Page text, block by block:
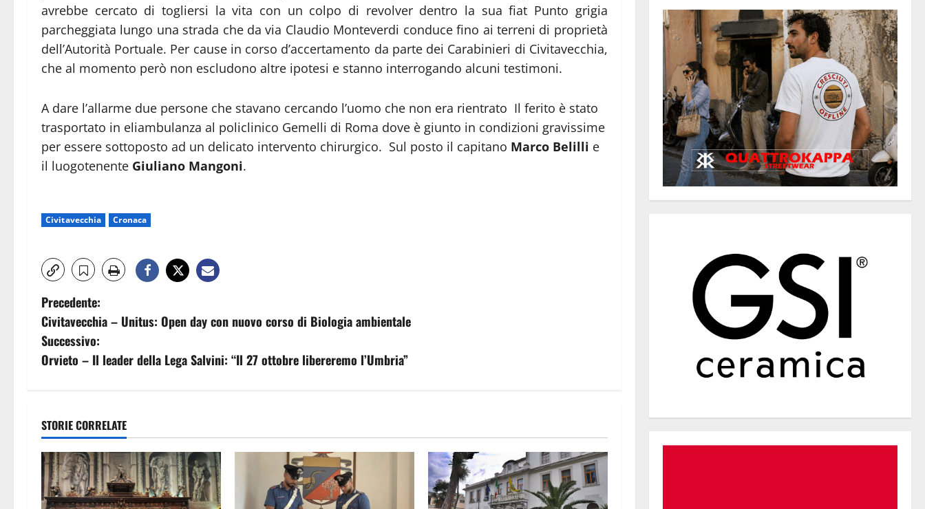
avrebbe cercato di togliersi la vita con un colpo di revolver dentro la sua fiat Punto grigia
parcheggiata lungo una strada che da via Claudio Monteverdi conduce fino ai terreni di proprietà
dell’Autorità Portuale. Per cause in corso d’accertamento da parte dei Carabinieri di Civitavecchia,
che al momento però non escludono altre ipotesi e stanno interrogando alcuni testimoni.
A dare l’allarme due persone che stavano cercando l’uomo che non era rientrato Il ferito è stato
trasportato in eliambulanza al policlinico Gemelli di Roma dove è giunto in condizioni gravissime
per essere sottoposto ad un delicato intervento chirurgico. Sul posto il capitano Marco Belilli e
il luogotenente Giuliano Mangoni.
Civitavecchia Cronaca
N
a
v
g
a
z
Precedente:
Civitavecchia – Unitus: Open day con nuovo corso di Biologia ambientale
Successivo:
Orvieto – Il leader della Lega Salvini: “Il 27 ottobre libereremo l’Umbria”
STORIE CORRELATE